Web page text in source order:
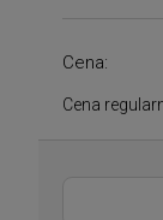
Cena:
Cena